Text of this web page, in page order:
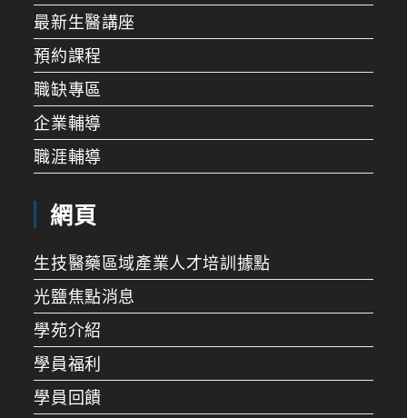
最新生醫講座
預約課程
職缺專區
企業輔導
職涯輔導
網頁
生技醫藥區域產業人才培訓據點
光鹽焦點消息
學苑介紹
學員福利
學員回饋